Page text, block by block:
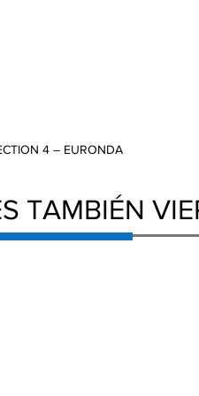
4 – EURONDA
TAMBIÉN